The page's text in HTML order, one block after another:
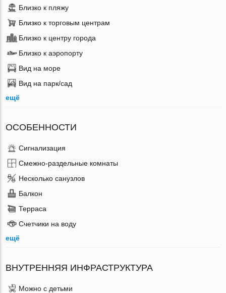
Близко к пляжу
Близко к торговым центрам
Близко к центру города
Близко к аэропорту
Вид на море
Вид на парк/сад
ещё
ОСОБЕННОСТИ
Сигнализация
Смежно-раздельные комнаты
Несколько санузлов
Балкон
Терраса
Счетчики на воду
ещё
ВНУТРЕННЯЯ ИНФРАСТРУКТУРА
Можно с детьми